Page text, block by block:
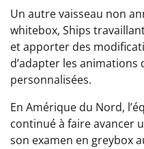
Un autre vaisseau non
whitebox, Ships
et apporter des
d’adapter les animations
personnalisées.
En Amérique du Nord,
continué à faire avancer
son examen en greybox